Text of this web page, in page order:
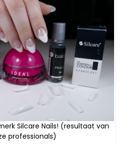
Silcare Nails! (resultaat van
professionals)